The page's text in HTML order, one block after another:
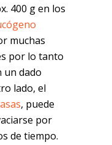
400 g en los
muchas
por lo tanto
un dado
lado, el
, puede
por
de tiempo.